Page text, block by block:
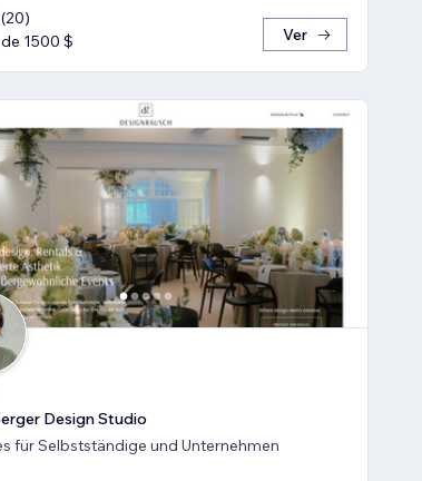
(20)
1500 $
Ver
Design Studio
für Selbstständige und Unternehmen